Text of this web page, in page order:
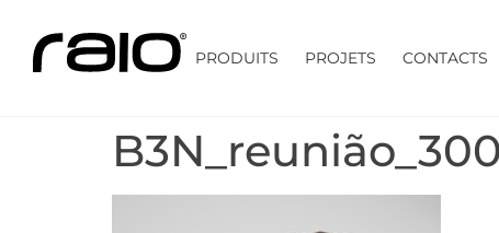
PRODUITS PROJETS CONTACTS